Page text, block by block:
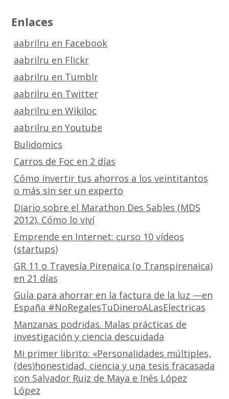
Enlaces
aabrilru en Facebook
aabrilru en Flickr
aabrilru en Tumblr
aabrilru en Twitter
aabrilru en Wikiloc
aabrilru en Youtube
Bulidomics
Carros de Foc en 2 días
Cómo invertir tus ahorros a los veintitantos
o más sin ser un experto
Diario sobre el Marathon Des Sables (MDS
2012). Cómo lo viví
Emprende en Internet: curso 10 vídeos
(startups)
GR 11 o Travesía Pirenaica (o Transpirenaica)
en 21 días
Guía para ahorrar en la factura de la luz —en
España #NoRegalesTuDineroALasElectricas
Manzanas podridas. Malas prácticas de
investigación y ciencia descuidada
Mi primer librito: «Personalidades múltiples,
(des)honestidad, ciencia y una tesis fracasada
con Salvador Ruiz de Maya e Inés López
López